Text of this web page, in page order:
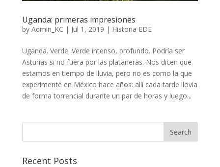
Uganda: primeras impresiones
by Admin_KC | Jul 1, 2019 | Historia EDE
Uganda. Verde. Verde intenso, profundo. Podría ser
Asturias si no fuera por las plataneras. Nos dicen que
estamos en tiempo de lluvia, pero no es como la que
experimenté en México hace años: allí cada tarde llovía
de forma torrencial durante un par de horas y luego...
Recent Posts